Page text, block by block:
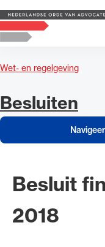
Logo, to the
Wet- en regelgeving
Besluit
2018
Navigeer
Besluiten
Navigeer
Zoeken
Zoek op trefwoord